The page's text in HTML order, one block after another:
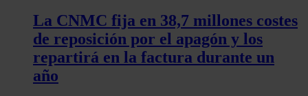
La CNMC fija en 38,7 millones costes
de reposición por el apagón y los
repartirá en la factura durante un
año